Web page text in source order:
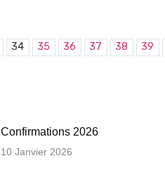
34 35 36 37 38 39
Confirmations 2026
10 Janvier 2026